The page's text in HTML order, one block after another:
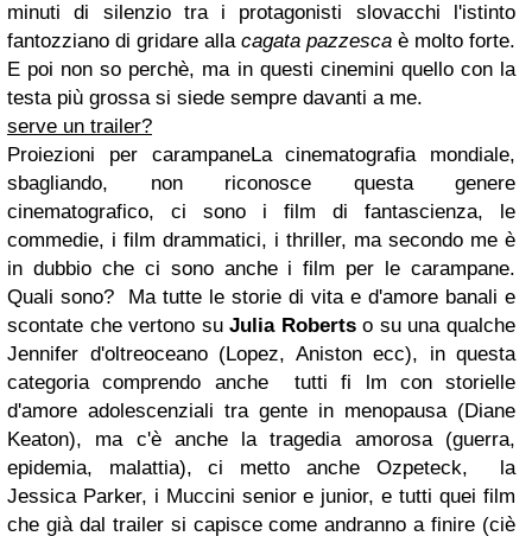
minuti di silenzio tra i protagonisti slovacchi l'istinto
fantozziano di gridare alla cagata pazzesca è molto forte.
E poi non so perchè, ma in questi cinemini quello con la
testa più grossa si siede sempre davanti a me.
serve un trailer?
Proiezioni per carampaneLa cinematografia mondiale,
sbagliando, non riconosce questa genere
cinematografico, ci sono i film di fantascienza, le
commedie, i film drammatici, i thriller, ma secondo me è
in dubbio che ci sono anche i film per le carampane.
Quali sono? Ma tutte le storie di vita e d'amore banali e
scontate che vertono suJulia Robertso su una qualche
Jennifer d'oltreoceano (Lopez, Aniston ecc), in questa
categoria comprendo anche tutti fi lm con storielle
d'amore adolescenziali tra gente in menopausa (Diane
Keaton), ma c'è anche la tragedia amorosa (guerra,
epidemia, malattia), ci metto anche Ozpeteck, la
Jessica Parker, i Muccini senior e junior, e tutti quei film
che già dal trailer si capisce come andranno a finire (ciè